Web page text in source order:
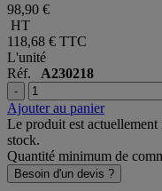
98,90 €
HT
118,68 € TTC
L'unité
Réf. A230218
-
Ajouter au panier
Le produit est
stock.
Quantité minimum de
Besoin d'un devis ?